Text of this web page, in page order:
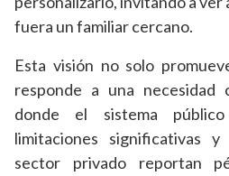
fuera un familiar cercano.
Esta visión no solo
responde a una
donde el sistema
limitaciones significativas
sector privado reportan